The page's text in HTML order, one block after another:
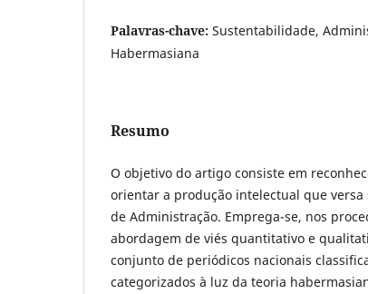
Palavras-chave: Sustentabilidade,
Habermasiana
Resumo
O objetivo do artigo consiste em
orientar a produção intelectual que
de Administração. Emprega-se, nos
abordagem de viés quantitativo e
conjunto de periódicos nacionais
categorizados à luz da teoria